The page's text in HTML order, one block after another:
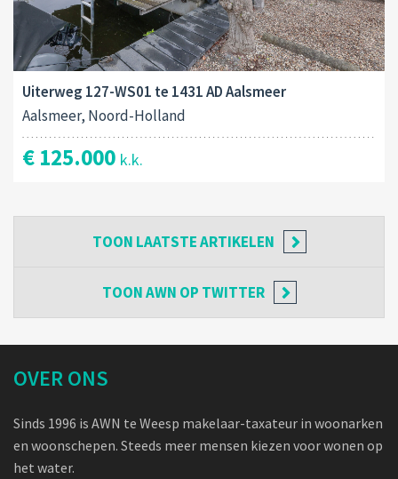
Uiterweg 127-WS01 te 1431 AD Aalsmeer
Aalsmeer, Noord-Holland
€ 125.000 k.k.
TOON LAATSTE ARTIKELEN
TOONAWN OP TWITTER
OVER ONS
Sinds 1996 is AWN te Weesp makelaar-taxateur in woonarken
en woonschepen. Steeds meer mensen kiezen voor wonen op
het water.